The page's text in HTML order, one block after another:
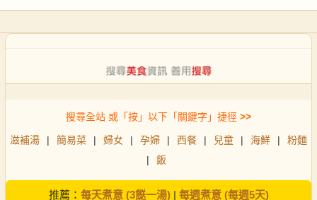
搜尋全站 或「按」以下「關鍵字」捷徑 >>
滋補湯 | 簡易菜 | 婦女 | 孕婦 | 西餐 | 兒童 | 海鮮 |
粉麵
|
飯
推薦： 每天煮意 (3餸一湯)| 每週煮意 (每週5天)